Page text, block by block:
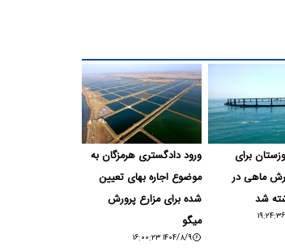
برای
ماهی در
شد
ورود دادگستری هرمزگان به
موضوع اجاره بهای تعیین
شده برای مزارع پرورش
میگو
۱۴۰۴/۸/۹ ۱۶:۰۰:۲۳